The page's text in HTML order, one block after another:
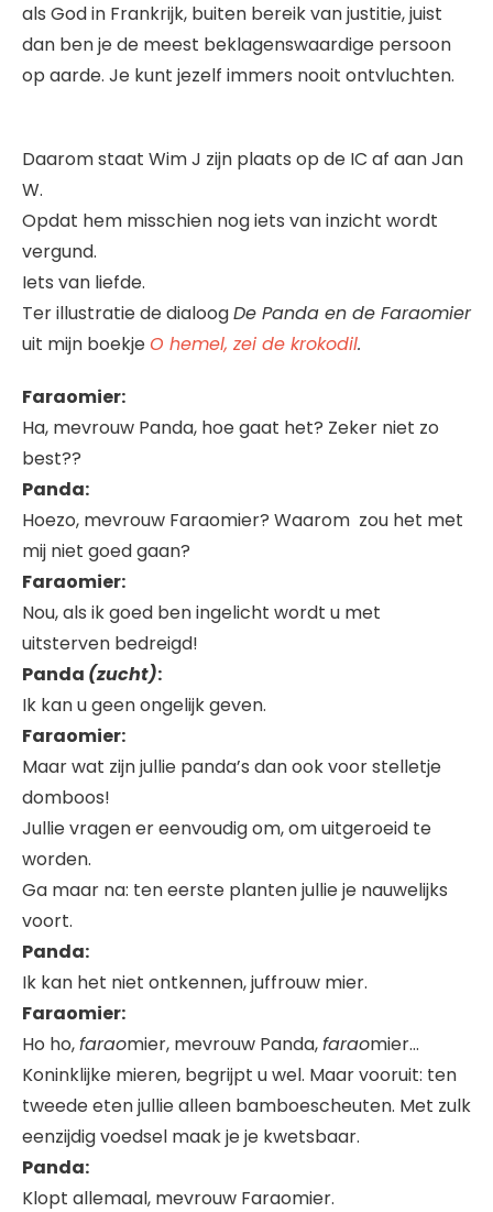
als God in Frankrijk, buiten bereik van justitie, juist
dan ben je de meest beklagenswaardige persoon
op aarde. Je kunt jezelf immers nooit ontvluchten.
Daarom staat Wim J zijn plaats op de IC af aan Jan
W.
Opdat hem misschien nog iets van inzicht wordt
vergund.
Iets van liefde.
Ter illustratie de dialoogDe Panda en de Faraomier
uit mijn boekjeO hemel, zei de krokodil.
Faraomier:
Ha, mevrouw Panda, hoe gaat het? Zeker niet zo
best??
Panda:
Hoezo, mevrouw Faraomier? Waarom zou het met
mij niet goed gaan?
Faraomier:
Nou, als ik goed ben ingelicht wordt u met
uitsterven bedreigd!
Panda (zucht):
Ik kan u geen ongelijk geven.
Faraomier:
Maar wat zijn jullie panda’s dan ook voor stelletje
domboos!
Jullie vragen er eenvoudig om, om uitgeroeid te
worden.
Ga maar na: ten eerste planten jullie je nauwelijks
voort.
Panda:
Ik kan het niet ontkennen, juffrouw mier.
Faraomier:
Ho ho,faraomier, mevrouw Panda,faraomier…
Koninklijke mieren, begrijpt u wel. Maar vooruit: ten
tweede eten jullie alleen bamboescheuten. Met zulk
eenzijdig voedsel maak je je kwetsbaar.
Panda:
Klopt allemaal, mevrouw Faraomier.